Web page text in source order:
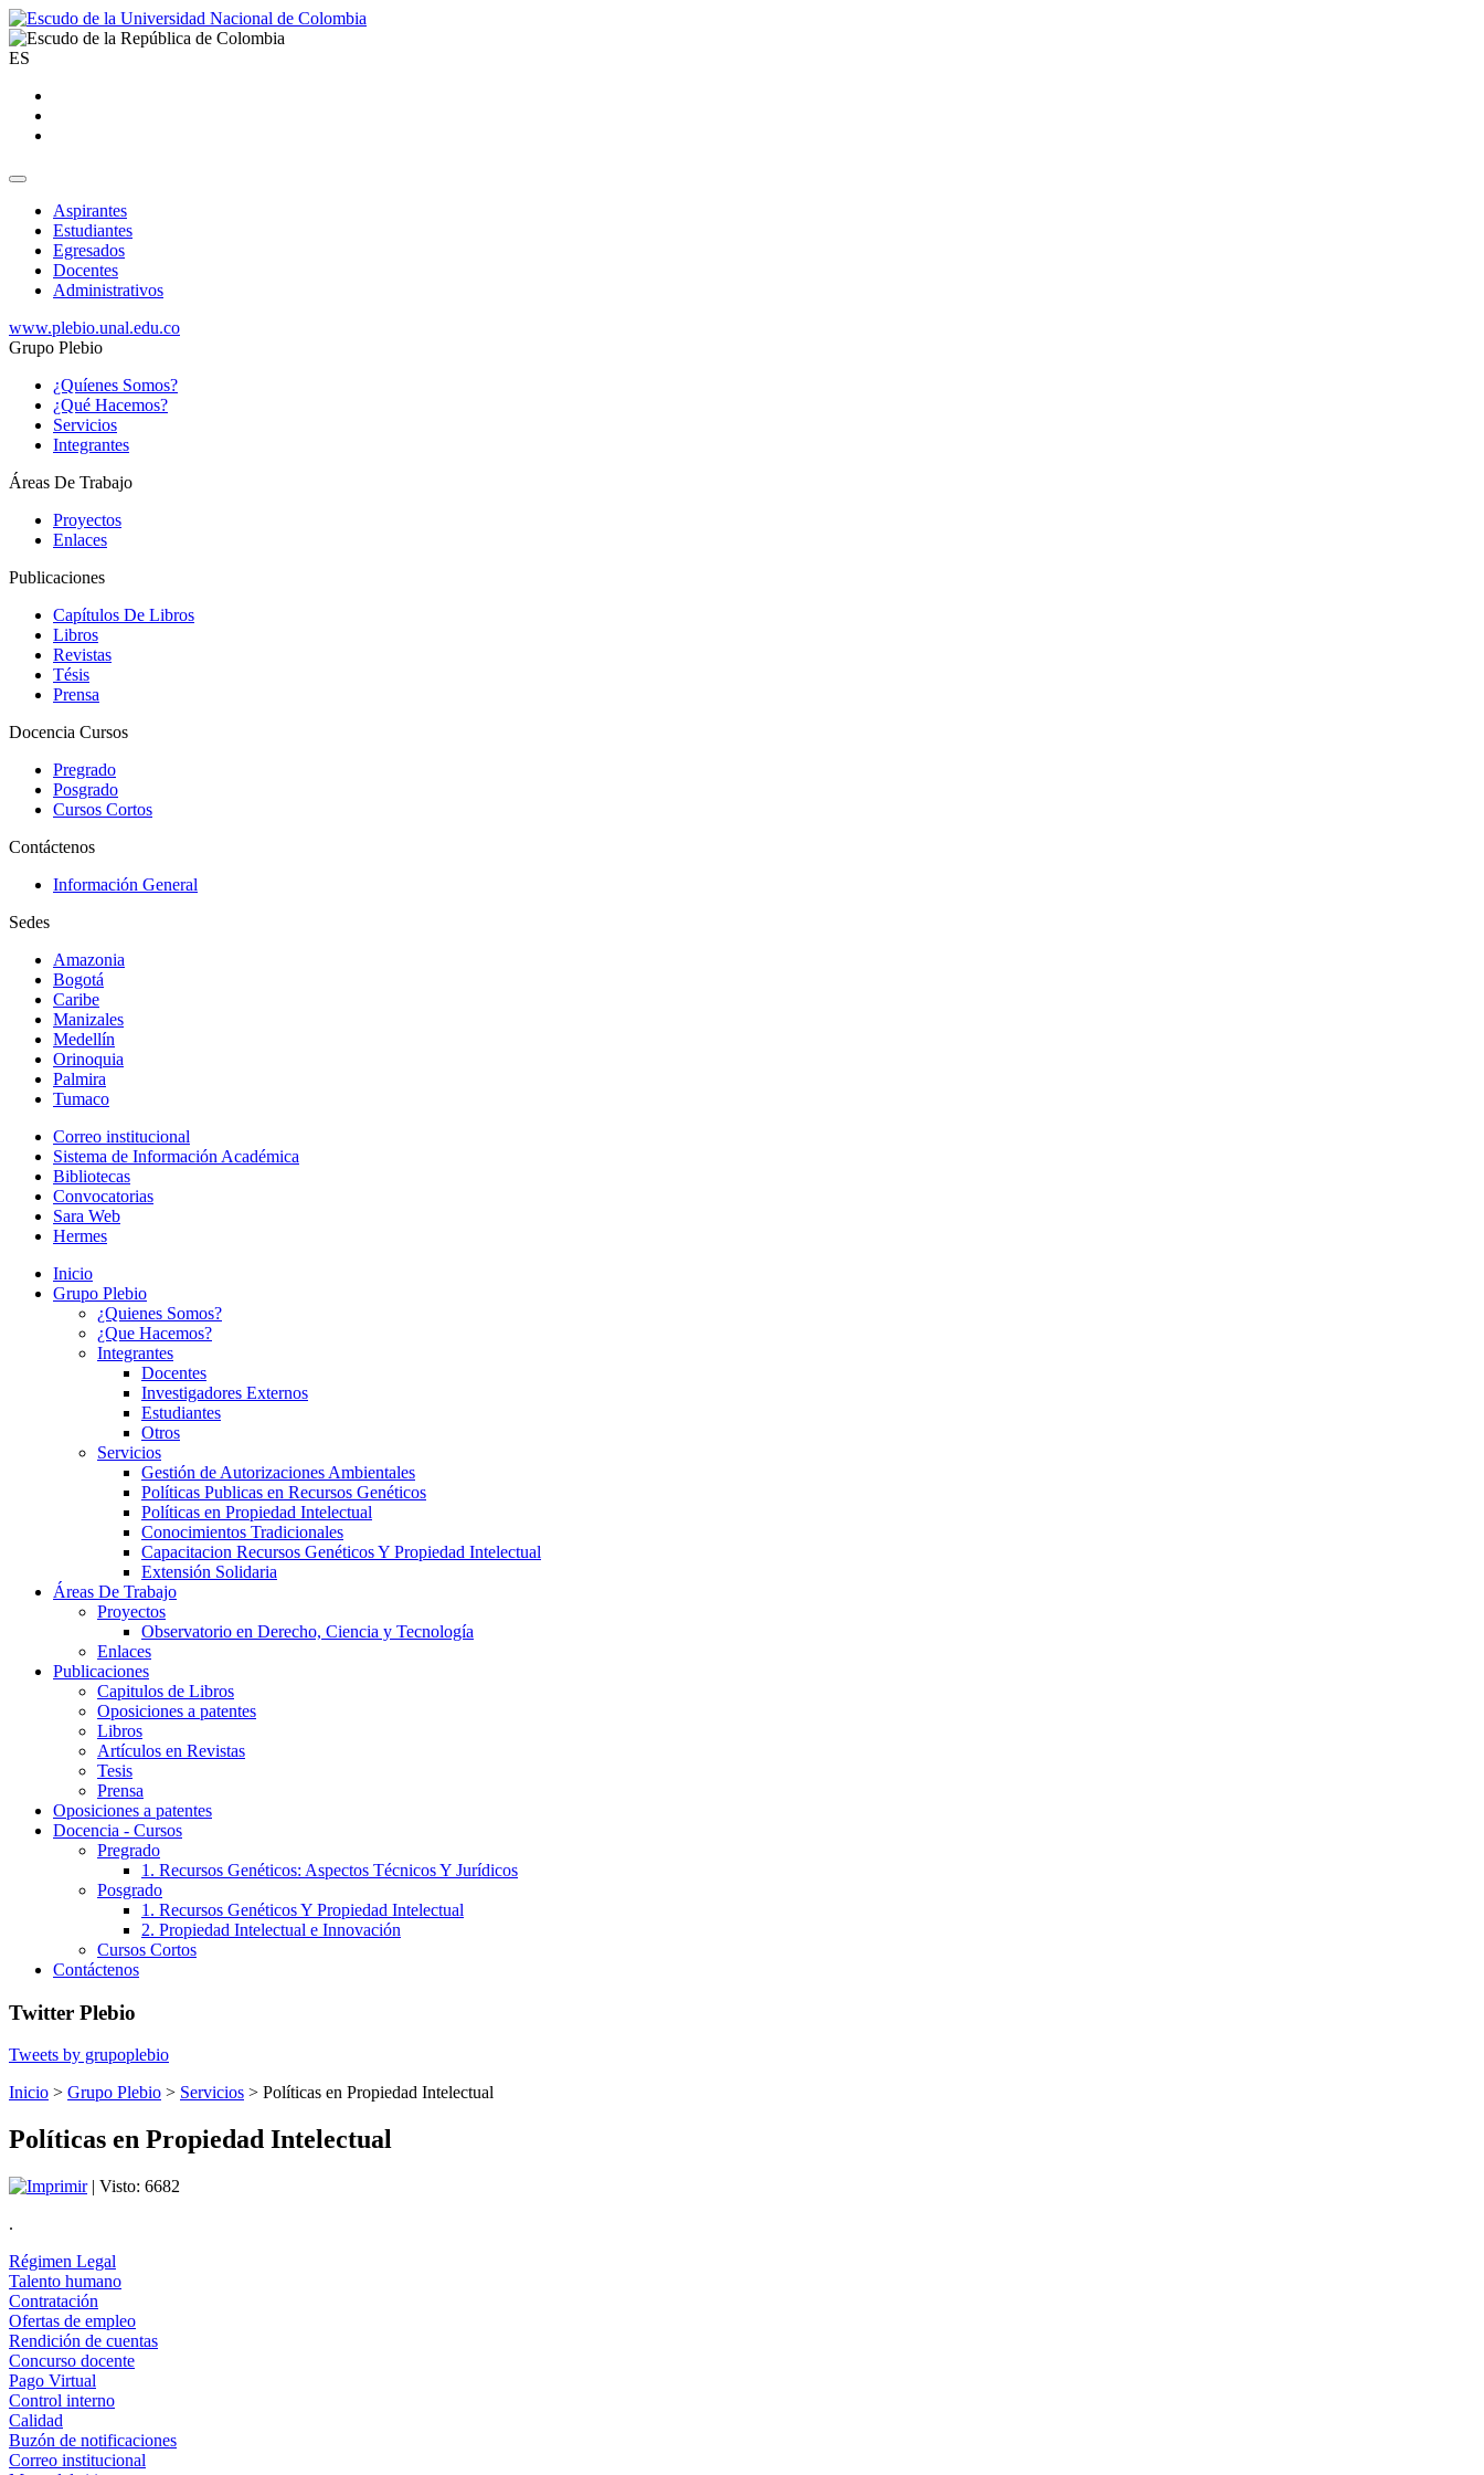
ES
Aspirantes
Estudiantes
Egresados
Docentes
Administrativos
www.plebio.unal.edu.co
Grupo Plebio
¿Quíenes Somos?
¿Qué Hacemos?
Servicios
Integrantes
Áreas De Trabajo
Proyectos
Enlaces
Publicaciones
Capítulos De Libros
Libros
Revistas
Tésis
Prensa
Docencia Cursos
Pregrado
Posgrado
Cursos Cortos
Contáctenos
Información General
Sedes
Amazonia
Bogotá
Caribe
Manizales
Medellín
Orinoquia
Palmira
Tumaco
Correo institucional
Sistema de Información Académica
Bibliotecas
Convocatorias
Sara Web
Hermes
Inicio
Grupo Plebio
¿Quienes Somos?
¿Que Hacemos?
Integrantes
Docentes
Investigadores Externos
Estudiantes
Otros
Servicios
Gestión de Autorizaciones Ambientales
Políticas Publicas en Recursos Genéticos
Políticas en Propiedad Intelectual
Conocimientos Tradicionales
Capacitacion Recursos Genéticos Y Propiedad Intelectual
Extensión Solidaria
Áreas De Trabajo
Proyectos
Observatorio en Derecho, Ciencia y Tecnología
Enlaces
Publicaciones
Capitulos de Libros
Oposiciones a patentes
Libros
Artículos en Revistas
Tesis
Prensa
Oposiciones a patentes
Docencia - Cursos
Pregrado
1. Recursos Genéticos: Aspectos Técnicos Y Jurídicos
Posgrado
1. Recursos Genéticos Y Propiedad Intelectual
2. Propiedad Intelectual e Innovación
Cursos Cortos
Contáctenos
Twitter Plebio
Tweets by grupoplebio
Inicio > Grupo Plebio > Servicios > Políticas en Propiedad Intelectual
Políticas en Propiedad Intelectual
| Visto: 6682
.
Régimen Legal
Talento humano
Contratación
Ofertas de empleo
Rendición de cuentas
Concurso docente
Pago Virtual
Control interno
Calidad
Buzón de notificaciones
Correo institucional